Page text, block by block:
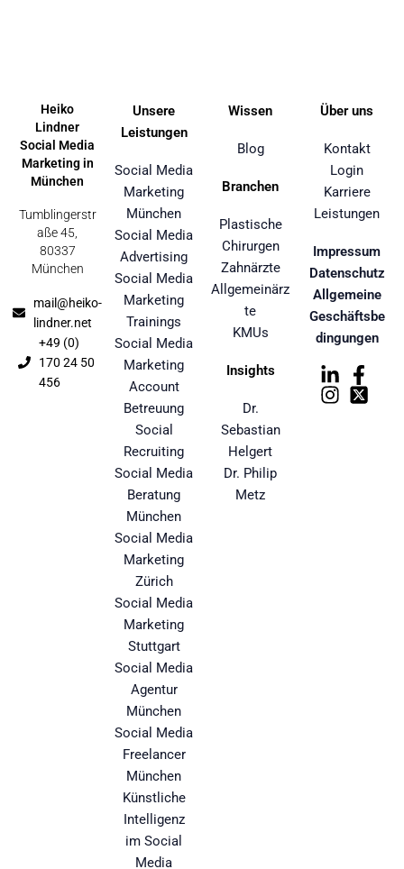
Heiko
Lindner
Social Media
Marketing in
München
Tumblingerstr
aße 45,
80337
München
mail@heiko-
lindner.net
+49 (0)
170 24 50
456
Unsere
Leistungen
Social Media
Marketing
München
Social Media
Advertising
Social Media
Marketing
Trainings
Social Media
Marketing
Account
Betreuung
Social
Recruiting
Social Media
Beratung
München
Social Media
Marketing
Zürich
Social Media
Marketing
Stuttgart
Social Media
Agentur
München
Social Media
Freelancer
München
Künstliche
Intelligenz
im Social
Media
Wissen
Blog
Branchen
Plastische
Chirurgen
Zahnärzte
Allgemeinärz
te
KMUs
Insights
Dr.
Sebastian
Helgert
Dr. Philip
Metz
Über uns
Kontakt
Login
Karriere
Leistungen
Impressum
Datenschutz
Allgemeine
Geschäftsbe
dingungen